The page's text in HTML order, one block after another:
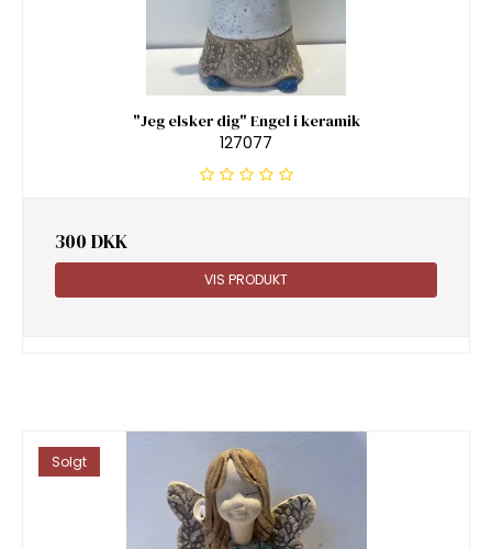
"Jeg elsker dig" Engel i keramik
127077
300 DKK
VIS PRODUKT
Solgt